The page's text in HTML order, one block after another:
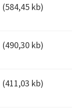
(584,45 kb)
(490,30 kb)
(411,03 kb)